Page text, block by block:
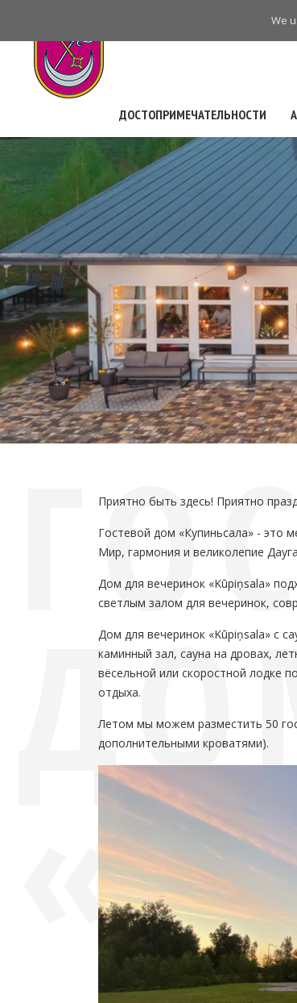
We
navigation
ДОСТОПРИМЕЧАТЕЛЬНОСТИ
Приятно быть здесь! Приятно
Гостевой дом «Купиньсала» - это
Мир, гармония и великолепие
Дом для вечеринок «Kūpiņsala»
светлым залом для вечеринок,
Дом для вечеринок «Kūpiņsala» с
каминный зал, сауна на дровах,
вёсельной или скоростной лодке
отдыха.
Летом мы можем разместить 50
дополнительными кроватями).